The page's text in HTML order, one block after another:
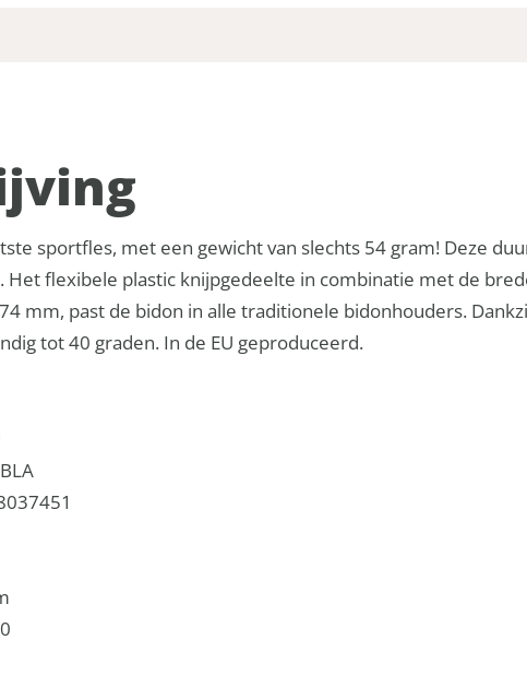
sportfles, met een gewicht van slechts 54 gram! Deze
Het flexibele plastic knijpgedeelte in combinatie met de
mm, past de bidon in alle traditionele bidonhouders.
tot 40 graden. In de EU geproduceerd.